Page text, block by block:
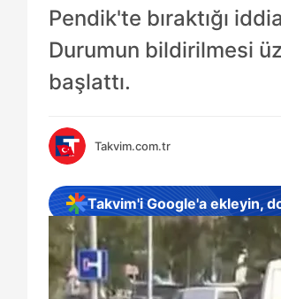
Pendik'te bıraktığı
Durumun bildirilmesi
başlattı.
Takvim.com.tr
Takvim'i Google'a ekleyin,